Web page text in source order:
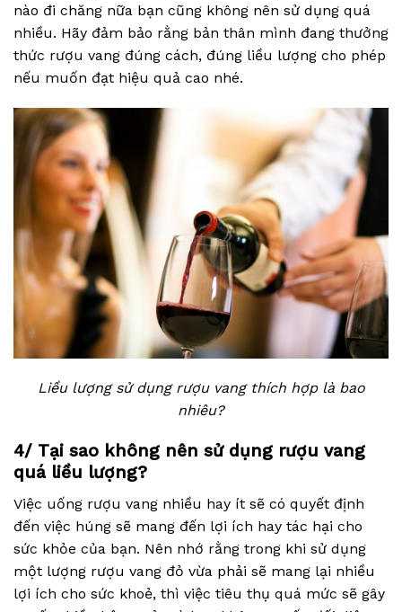
nào đi chăng nữa bạn cũng không nên sử dụng quá
nhiều. Hãy đảm bảo rằng bản thân mình đang thưởng
thức rượu vang đúng cách, đúng liều lượng cho phép
nếu muốn đạt hiệu quả cao nhé.
Liều lượng sử dụng rượu vang thích hợp là bao
nhiêu?
4/ Tại sao không nên sử dụng rượu vang
quá liều lượng?
Việc uống rượu vang nhiều hay ít sẽ có quyết định
đến việc húng sẽ mang đến lợi ích hay tác hại cho
sức khỏe của bạn. Nên nhớ rằng trong khi sử dụng
một lượng rượu vang đỏ vừa phải sẽ mang lại nhiều
lợi ích cho sức khoẻ, thì việc tiêu thụ quá mức sẽ gây